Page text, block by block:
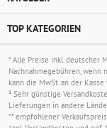
TOP KATEGORIEN
* Alle Preise inkl. deutscher
Nachnahmegebühren, wenn
kann die MwSt. an der
¹ Sehr günstige
Lieferungen in andere
** empfohlener